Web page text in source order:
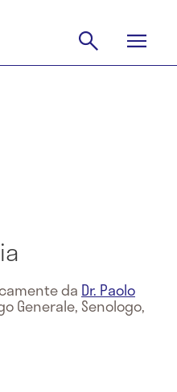
da Dr. Paolo
Generale, Senologo,